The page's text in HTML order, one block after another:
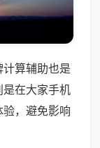
算辅助也是
在大家手机
，避免影响